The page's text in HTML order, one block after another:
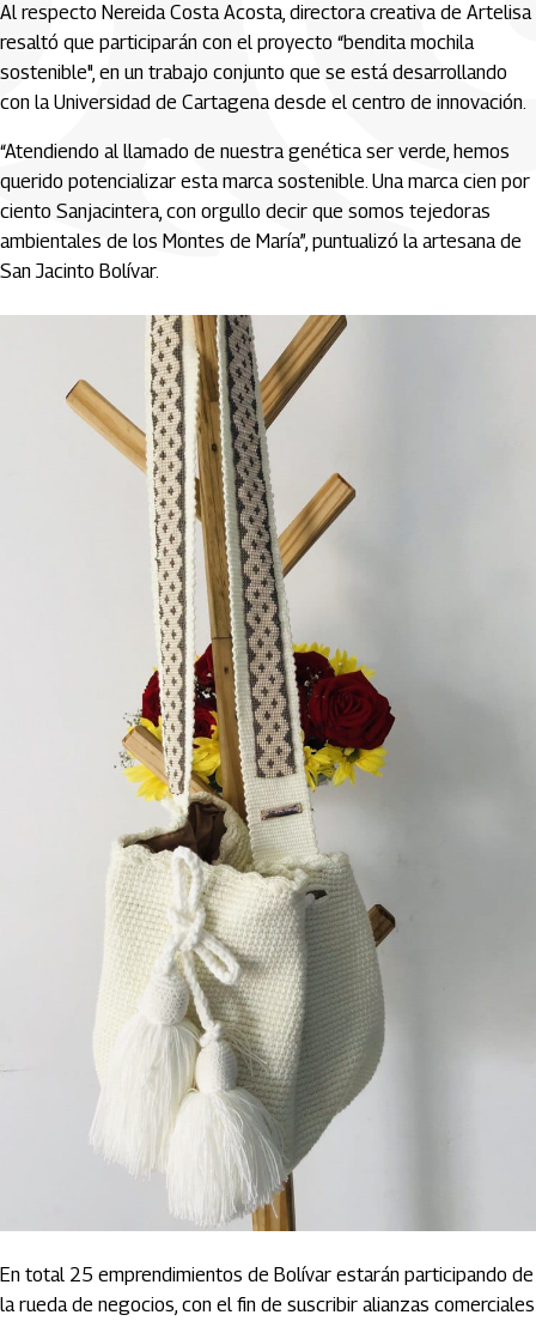
Al respecto Nereida Costa Acosta, directora creativa de Artelisa
resaltó que participarán con el proyecto “bendita mochila
sostenible", en un trabajo conjunto que se está desarrollando
con la Universidad de Cartagena desde el centro de innovación.
“Atendiendo al llamado de nuestra genética ser verde, hemos
querido potencializar esta marca sostenible. Una marca cien por
ciento Sanjacintera, con orgullo decir que somos tejedoras
ambientales de los Montes de María”, puntualizó la artesana de
San Jacinto Bolívar.
En total 25 emprendimientos de Bolívar estarán participando de
la rueda de negocios, con el fin de suscribir alianzas comerciales